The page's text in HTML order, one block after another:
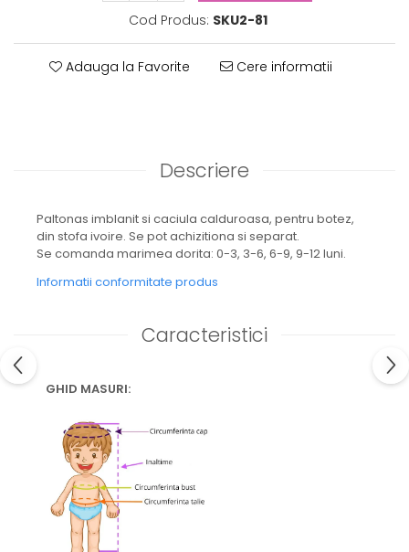
Cod Produs: SKU2-81
Adauga la Favorite Cere informatii
Descriere
Paltonas imblanit si caciula calduroasa, pentru botez,
din stofa ivoire. Se pot achizitiona si separat.
Se comanda marimea dorita: 0-3, 3-6, 6-9, 9-12 luni.
Informatii conformitate produs
Caracteristici
GHID MASURI: